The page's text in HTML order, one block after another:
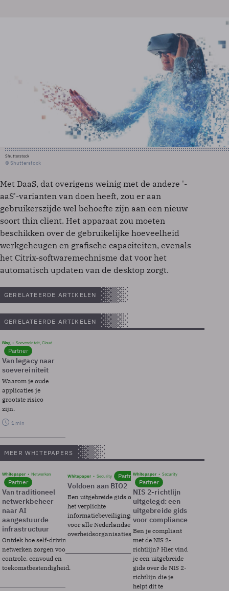
Shutterstock
© Shutterstock
Met DaaS, dat overigens weinig met de andere '-
aaS'-varianten van doen heeft, zou er aan
gebruikerszijde wel behoefte zijn aan een nieuw
soort thin client. Het apparaat zou moeten
beschikken over de gebruikelijke hoeveelheid
werkgeheugen en grafische capaciteiten, evenals
het Citrix-softwaremechnisme dat voor het
automatisch updaten van de desktop zorgt.
GERELATEERDE ARTIKELEN
GERELATEERDE ARTIKELEN
Blog Soevereinteit, Cloud
Partner
Van legacy naar
soevereiniteit
Waarom je oude
applicaties je
grootste risico
zijn.
1 min
MEER WHITEPAPERS
Whitepaper Netwerken
Partner
Van traditioneel
netwerkbeheer
naar AI
aangestuurde
infrastructuur
Ontdek hoe self-driving
netwerken zorgen voor
controle, eenvoud en
toekomstbestendigheid.
Whitepaper Security Partner
Voldoen aan BIO2
Een uitgebreide gids over BIO2,
het verplichte
informatiebeveiligingsframework
voor alle Nederlandse
overheidsorganisaties.
Whitepaper Security
Partner
NIS 2-richtlijn
uitgelegd: een
uitgebreide gids
voor compliance
Ben je compliant
met de NIS 2-
richtlijn? Hier vind
je een uitgebreide
gids over de NIS 2-
richtlijn die je
helpt dit te